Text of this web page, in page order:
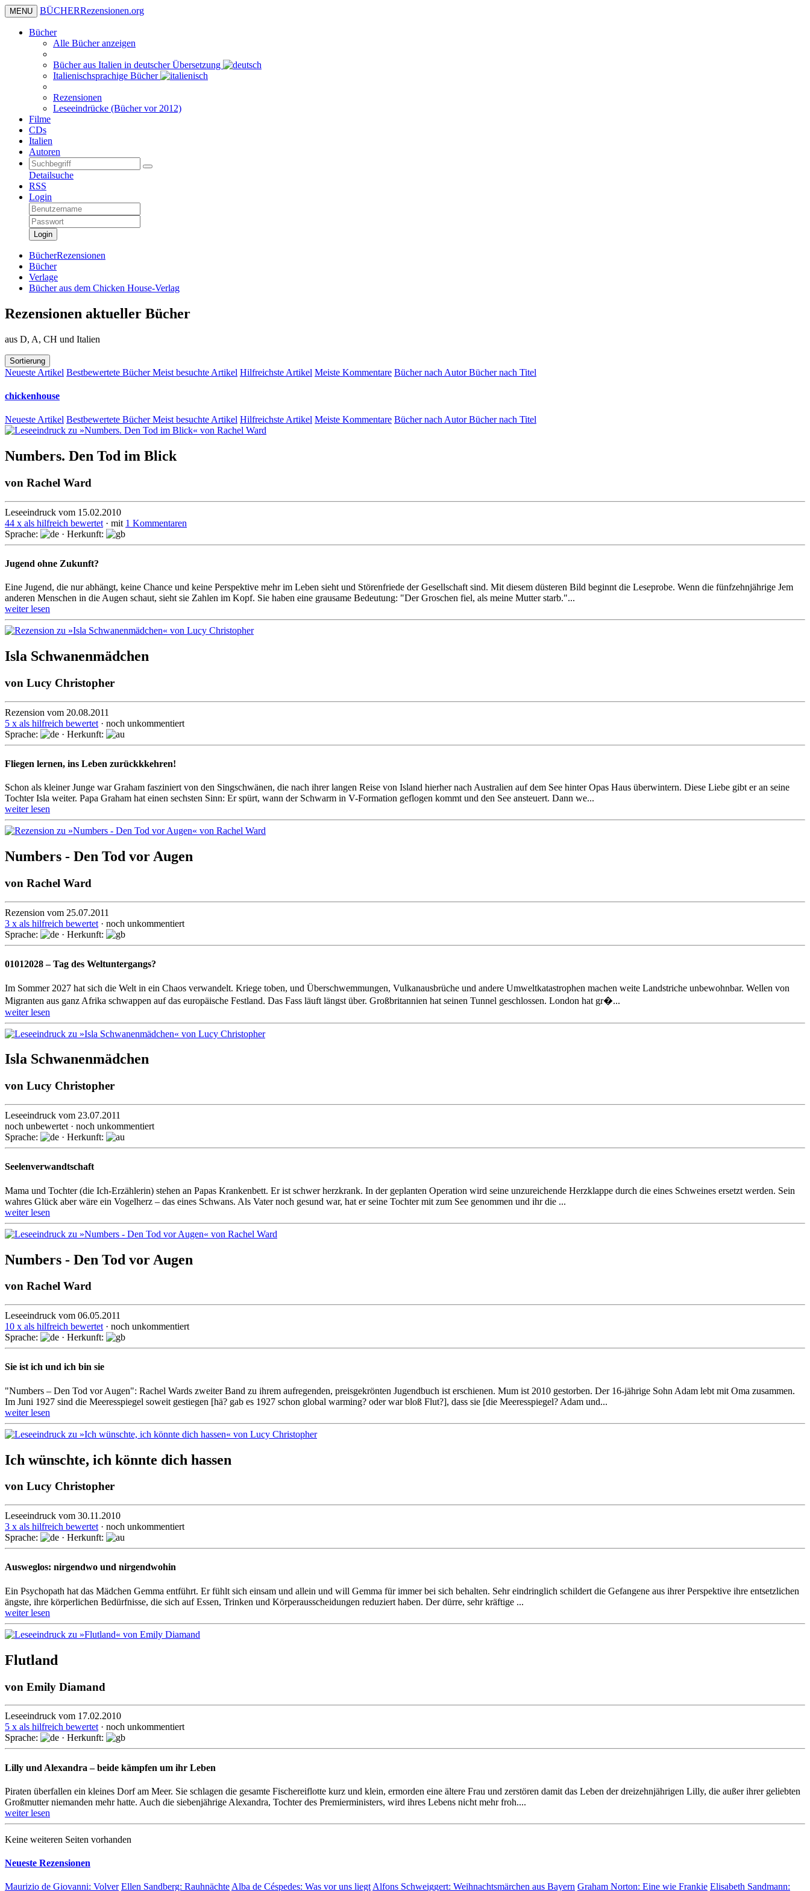
MENU BÜCHERRezensionen.org
Bücher
Alle Bücher anzeigen
Bücher aus Italien in deutscher Übersetzung
Italienischsprachige Bücher
Rezensionen
Leseeindrücke (Bücher vor 2012)
Filme
CDs
Italien
Autoren
Detailsuche
RSS
Login
Login
BücherRezensionen
Bücher
Verlage
Bücher aus dem Chicken House-Verlag
Rezensionen aktueller Bücher
aus D, A, CH und Italien
Sortierung
Neueste Artikel Bestbewertete BücherMeist besuchte Artikel Hilfreichste Artikel Meiste Kommentare Bücher nach AutorBücher nach Titel
chickenhouse
Neueste Artikel Bestbewertete BücherMeist besuchte Artikel Hilfreichste Artikel Meiste Kommentare Bücher nach AutorBücher nach Titel
Numbers. Den Tod im Blick
von Rachel Ward
Leseeindruck vom 15.02.2010
44 x als hilfreich bewertet · mit 1 Kommentaren
Sprache:
· Herkunft:
Jugend ohne Zukunft?
Eine Jugend, die nur abhängt, keine Chance und keine Perspektive mehr im Leben sieht und Störenfriede der Gesellschaft sind. Mit diesem düsteren Bild beginnt die Leseprobe. Wenn die fünfzehnjährige Jem
anderen Menschen in die Augen schaut, sieht sie Zahlen im Kopf. Sie haben eine grausame Bedeutung: "Der Groschen fiel, als meine Mutter starb."...
weiter lesen
Isla Schwanenmädchen
von Lucy Christopher
Rezension vom 20.08.2011
5 x als hilfreich bewertet · noch unkommentiert
Sprache:
· Herkunft:
Fliegen lernen, ins Leben zurückkkehren!
Schon als kleiner Junge war Graham fasziniert von den Singschwänen, die nach ihrer langen Reise von Island hierher nach Australien auf dem See hinter Opas Haus überwintern. Diese Liebe gibt er an seine
Tochter Isla weiter. Papa Graham hat einen sechsten Sinn: Er spürt, wann der Schwarm in V-Formation geflogen kommt und den See ansteuert. Dann we...
weiter lesen
Numbers - Den Tod vor Augen
von Rachel Ward
Rezension vom 25.07.2011
3 x als hilfreich bewertet · noch unkommentiert
Sprache:
· Herkunft:
01012028 – Tag des Weltuntergangs?
Im Sommer 2027 hat sich die Welt in ein Chaos verwandelt. Kriege toben, und Überschwemmungen, Vulkanausbrüche und andere Umweltkatastrophen machen weite Landstriche unbewohnbar. Wellen von
Migranten aus ganz Afrika schwappen auf das europäische Festland. Das Fass läuft längst über. Großbritannien hat seinen Tunnel geschlossen. London hat gr�...
weiter lesen
Isla Schwanenmädchen
von Lucy Christopher
Leseeindruck vom 23.07.2011
noch unbewertet · noch unkommentiert
Sprache:
· Herkunft:
Seelenverwandtschaft
Mama und Tochter (die Ich-Erzählerin) stehen an Papas Krankenbett. Er ist schwer herzkrank. In der geplanten Operation wird seine unzureichende Herzklappe durch die eines Schweines ersetzt werden. Sein
wahres Glück aber wäre ein Vogelherz – das eines Schwans. Als Vater noch gesund war, hat er seine Tochter mit zum See genommen und ihr die ...
weiter lesen
Numbers - Den Tod vor Augen
von Rachel Ward
Leseeindruck vom 06.05.2011
10 x als hilfreich bewertet · noch unkommentiert
Sprache:
· Herkunft:
Sie ist ich und ich bin sie
"Numbers – Den Tod vor Augen": Rachel Wards zweiter Band zu ihrem aufregenden, preisgekrönten Jugendbuch ist erschienen. Mum ist 2010 gestorben. Der 16-jährige Sohn Adam lebt mit Oma zusammen.
Im Juni 1927 sind die Meeresspiegel soweit gestiegen [hä? gab es 1927 schon global warming? oder war bloß Flut?], dass sie [die Meeresspiegel? Adam und...
weiter lesen
Ich wünschte, ich könnte dich hassen
von Lucy Christopher
Leseeindruck vom 30.11.2010
3 x als hilfreich bewertet · noch unkommentiert
Sprache:
· Herkunft:
Ausweglos: nirgendwo und nirgendwohin
Ein Psychopath hat das Mädchen Gemma entführt. Er fühlt sich einsam und allein und will Gemma für immer bei sich behalten. Sehr eindringlich schildert die Gefangene aus ihrer Perspektive ihre entsetzlichen
ängste, ihre körperlichen Bedürfnisse, die sich auf Essen, Trinken und Körperausscheidungen reduziert haben. Der dürre, sehr kräftige ...
weiter lesen
Flutland
von Emily Diamand
Leseeindruck vom 17.02.2010
5 x als hilfreich bewertet · noch unkommentiert
Sprache:
· Herkunft:
Lilly und Alexandra – beide kämpfen um ihr Leben
Piraten überfallen ein kleines Dorf am Meer. Sie schlagen die gesamte Fischereiflotte kurz und klein, ermorden eine ältere Frau und zerstören damit das Leben der dreizehnjährigen Lilly, die außer ihrer geliebten
Großmutter niemanden mehr hatte. Auch die siebenjährige Alexandra, Tochter des Premierministers, wird ihres Lebens nicht mehr froh....
weiter lesen
Keine weiteren Seiten vorhanden
Neueste Rezensionen
Maurizio de Giovanni: Volver Ellen Sandberg: Rauhnächte Alba de Céspedes: Was vor uns liegt Alfons Schweiggert: Weihnachtsmärchen aus Bayern Graham Norton: Eine wie Frankie Elisabeth Sandmann: